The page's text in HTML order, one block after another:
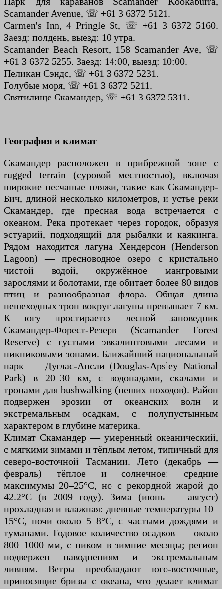
Scamander Avenue, ☏ +61 3 6372 5121.
Carmen's Inn, 4 Pringle St, ☏ +61 3 6372 5160.
Заезд: полдень, выезд: 10 утра.
Scamander Beach Resort, 158 Scamander Ave, ☏
+61 3 6372 5255. Заезд: 14:00, выезд: 10:00.
Пеликан Сэндс, ☏ +61 3 6372 5231.
Голубые моря, ☏ +61 3 6372 5211.
Святилище Скамандер, ☏ +61 3 6372 5311.
География и климат
Скамандер расположен в прибрежной зоне с
rugged terrain (суровой местностью), включая
широкие песчаные пляжи, такие как Скамандер-
Бич, длиной несколько километров, и устье реки
Скамандер, где пресная вода встречается с
океаном. Река протекает через городок, образуя
эстуарий, подходящий для рыбалки и каякинга.
Рядом находится лагуна Хендерсон (Henderson
Lagoon) — пресноводное озеро с кристально
чистой водой, окружённое мангровыми
зарослями и болотами, где обитает более 80 видов
птиц и разнообразная флора. Общая длина
пешеходных троп вокруг лагуны превышает 7 км.
К югу простирается лесной заповедник
Скамандер-Форест-Резерв (Scamander Forest
Reserve) с густыми эвкалиптовыми лесами и
пикниковыми зонами. Ближайший национальный
парк — Дуглас-Апсли (Douglas-Apsley National
Park) в 20–30 км, с водопадами, скалами и
тропами для bushwalking (пеших походов). Район
подвержен эрозии от океанских волн и
экстремальным осадкам, с полупустынным
характером в глубине материка.
Климат Скамандер — умеренный океанический,
с мягкими зимами и тёплым летом, типичный для
северо-восточной Тасмании. Лето (декабрь —
февраль) тёплое и солнечное: средние
максимумы 20–25°C, но с рекордной жарой до
42.2°C (в 2009 году). Зима (июнь — август)
прохладная и влажная: дневные температуры 10–
15°C, ночи около 5–8°C, с частыми дождями и
туманами. Годовое количество осадков — около
800–1000 мм, с пиком в зимние месяцы; регион
подвержен наводнениям и экстремальным
ливням. Ветры преобладают юго-восточные,
приносящие бризы с океана, что делает климат